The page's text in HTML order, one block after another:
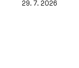
29. 7. 2026